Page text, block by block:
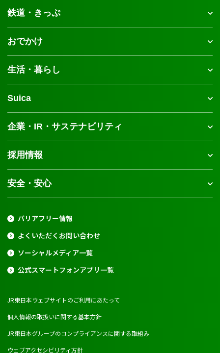
鉄道・きっぷ
おでかけ
生活・暮らし
Suica
企業・IR・サステナビリティ
採用情報
安全・安心
バリアフリー情報
よくいただくお問い合わせ
ソーシャルメディア一覧
公式スマートフォンアプリ一覧
JR東日本ウェブサイトのご利用にあたって
個人情報の取扱いに関する基本方針
JR東日本グループのコンプライアンスに関する取組み
ウェブアクセシビリティ方針